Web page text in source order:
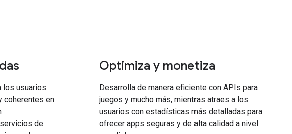
los usuarios
coherentes en
de
Optimiza y monetiza
Desarrolla de manera eficiente con APIs para
juegos y mucho más, mientras atraes a los
usuarios con estadísticas más detalladas para
ofrecer apps seguras y de alta calidad a nivel